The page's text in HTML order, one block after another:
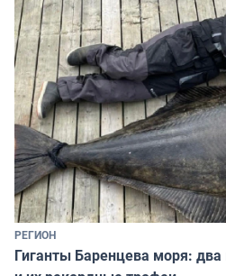
РЕГИОН
Гиганты Баренцева моря: два